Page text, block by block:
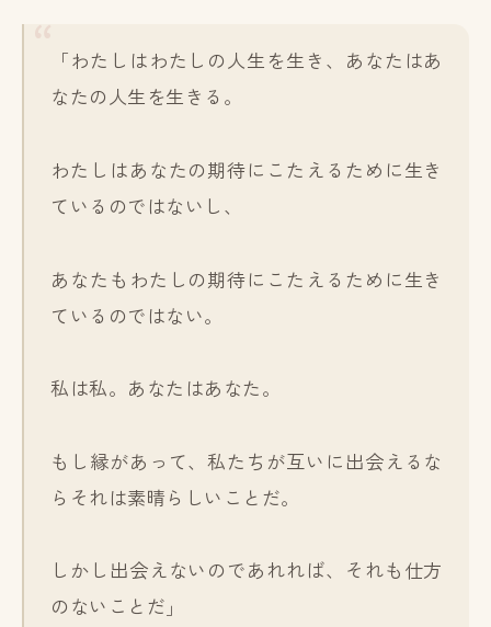
「わたしはわたしの人生を生き、あなたはあ
なたの人生を生きる。
わたしはあなたの期待にこたえるために生き
ているのではないし、
あなたもわたしの期待にこたえるために生き
ているのではない。
私は私。あなたはあなた。
もし縁があって、私たちが互いに出会えるな
らそれは素晴らしいことだ。
しかし出会えないのであれれば、それも仕方
のないことだ」